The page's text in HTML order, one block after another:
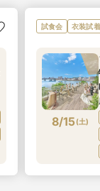
試食会 衣装試着
8/15(土)